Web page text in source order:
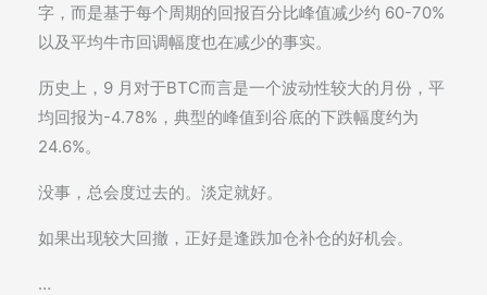
字，而是基于每个周期的回报百分比峰值减少约 60-70%
以及平均牛市回调幅度也在减少的事实。
历史上，9 月对于BTC而言是一个波动性较大的月份，平
均回报为-4.78%，典型的峰值到谷底的下跌幅度约为
24.6%。
没事，总会度过去的。淡定就好。
如果出现较大回撤，正好是逢跌加仓补仓的好机会。
…